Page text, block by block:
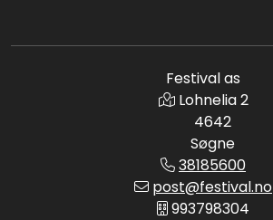
Festival as
Lohnelia 2
4642
Søgne
38185600
post@festival.no
993798304